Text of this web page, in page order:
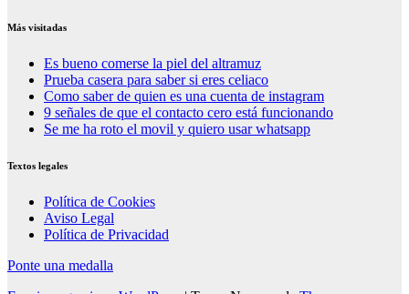
Más visitadas
Es bueno comerse la piel del altramuz
Prueba casera para saber si eres celiaco
Como saber de quien es una cuenta de instagram
9 señales de que el contacto cero está funcionando
Se me ha roto el movil y quiero usar whatsapp
Textos legales
Política de Cookies
Aviso Legal
Política de Privacidad
Ponte una medalla